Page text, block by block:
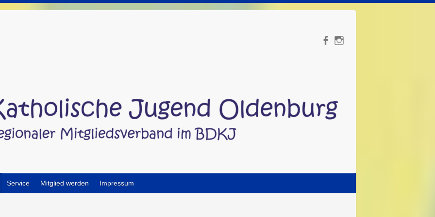
Service Mitglied werden Impressum